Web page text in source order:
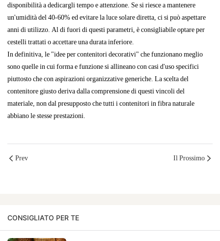
disponibilità a dedicargli tempo e attenzione. Se si riesce a mantenere
un'umidità del 40-60% ed evitare la luce solare diretta, ci si può aspettare
anni di utilizzo. Al di fuori di questi parametri, è consigliabile optare per
cestelli trattati o accettare una durata inferiore.
In definitiva, le "idee per contenitori decorativi" che funzionano meglio
sono quelle in cui forma e funzione si allineano con casi d'uso specifici
piuttosto che con aspirazioni organizzative generiche. La scelta del
contenitore giusto deriva dalla comprensione di questi vincoli del
materiale, non dal presupposto che tutti i contenitori in fibra naturale
abbiano le stesse prestazioni.
Prev Il Prossimo
CONSIGLIATO PER TE